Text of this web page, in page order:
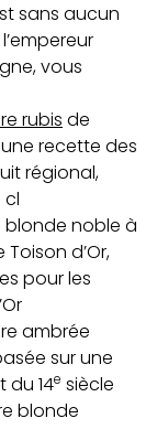
sans aucun
vous
rubis de
recette des
régional,
cl
blonde noble à
d’Or,
pour les
ambrée
sur une
du 14e siècle
blonde